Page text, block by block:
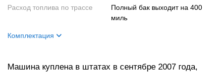
Расход топлива по трассе
полный бак выходит на 400
миль
Комплектация
Цвет салона
серая кожа
Машина куплена в штатах в сентябре 2007 года,